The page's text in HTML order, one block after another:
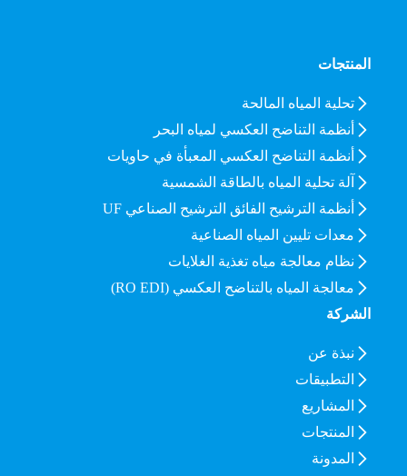
المنتجات
تحلية المياه المالحة
أنظمة التناضح العكسي لمياه البحر
أنظمة التناضح العكسي المعبأة في حاويات
آلة تحلية المياه بالطاقة الشمسية
أنظمة الترشيح الفائق الترشيح الصناعي UF
معدات تليين المياه الصناعية
نظام معالجة مياه تغذية الغلايات
معالجة المياه بالتناضح العكسي (RO EDI)
الشركة
نبذة عن
التطبيقات
المشاريع
المنتجات
المدونة